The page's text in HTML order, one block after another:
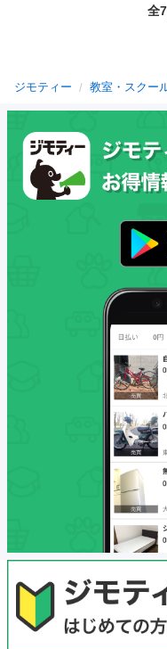
全
ジモティー 教室・スクー